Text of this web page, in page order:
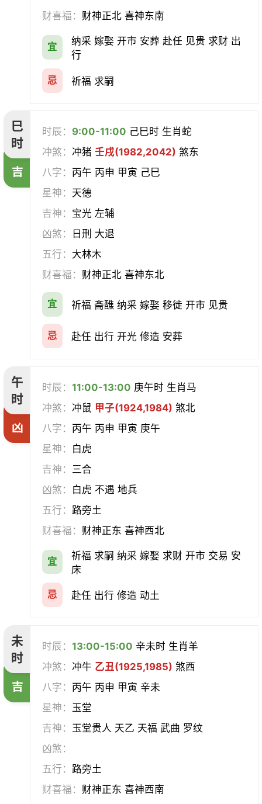
财喜福： 财神正北 喜神东南
宜
纳采 嫁娶 开市 安葬 赴任 见贵 求财 出
行
忌 祈福 求嗣
巳
时
吉
时辰： 9:00-11:00 己巳时 生肖蛇
冲煞：冲猪壬戌(1982,2042) 煞东
八字： 丙午 丙申 甲寅 己巳
星神： 天德
吉神： 宝光 左辅
凶煞：
日刑 大退
五行： 大林木
财喜福： 财神正北 喜神东北
宜 祈福 斋醮 纳采 嫁娶 移徙 开市 见贵
忌 赴任 出行 开光 修造 安葬
午
时
凶
时辰：11:00-13:00 庚午时 生肖马
冲煞：冲鼠 甲子(1924,1984) 煞北
八字： 丙午 丙申 甲寅 庚午
星神： 白虎
吉神： 三合
凶煞： 白虎 不遇 地兵
五行： 路旁土
财喜福： 财神正东 喜神西北
宜
祈福 求嗣 纳采 嫁娶 求财 开市 交易 安
床
忌 赴任 出行 修造 动土
未
时
吉
时辰：13:00-15:00 辛未时 生肖羊
冲煞：冲牛 乙丑(1925,1985) 煞西
八字： 丙午 丙申 甲寅 辛未
星神： 玉堂
吉神： 玉堂贵人 天乙 天福 武曲 罗纹
凶煞：
五行：路旁土
财喜福： 财神正东 喜神西南